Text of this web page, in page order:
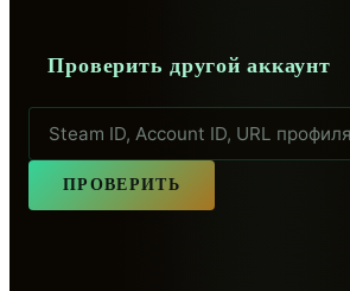
Проверить другой аккаунт
ПРОВЕРИТЬ